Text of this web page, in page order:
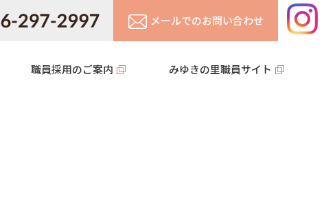
メールでのお問い合わせ
職員採用のご案内 みゆきの里職員サイト